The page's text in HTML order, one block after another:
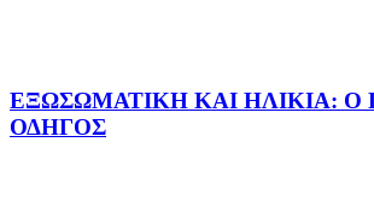
ΕΞΩΣΩΜΑΤΙΚΗ ΚΑΙ ΗΛΙΚΙΑ: Ο
ΟΔΗΓΟΣ